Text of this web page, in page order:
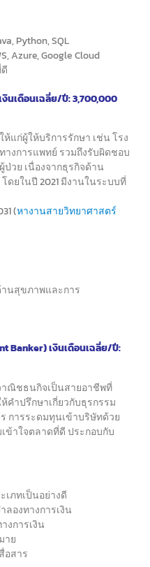
Python, SQL
Azure, Google Cloud
นเดือนเฉลี่ย/ปี: 3,700,000
แก่ผู้ให้บริการรักษา เช่น โรง
งการแพทย์ รวมถึงรับผิดชอบ
ป่วย เนื่องจากธุรกิจด้าน
โดยในปี 2021 มีงานในระบบที่
(หางานสายวิทยาศาสตร์
นสุขภาพและการ
Banker) เงินเดือนเฉลี่ย/ปี:
าณิชธนกิจเป็นสายอาชีพที่
คำปรึกษาเกี่ยวกับธุรกรรม
การระดมทุนเข้าบริษัทด้วย
ข้าใจตลาดที่ดีประกอบกับ
ภทเป็นอย่างดี
องทางการเงิน
งการเงิน
าย
อสาร